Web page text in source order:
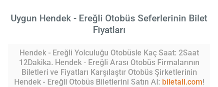
Uygun Hendek - Ereğli Otobüs Seferlerinin Bilet
Fiyatları
Hendek - Ereğli Yolculuğu Otobüsle Kaç Saat: 2Saat
12Dakika. Hendek - Ereğli Arası Otobüs Firmalarının
Biletleri ve Fiyatları Karşılaştır Otobüs Şirketlerinin
Hendek - Ereğli Otobüs Biletlerini Satın Al: biletall.com!